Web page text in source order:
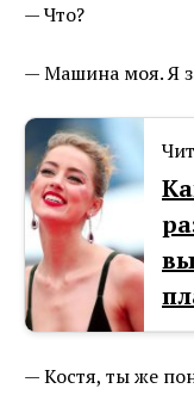
— Что?
— Машина моя. Я
— Костя, ты же